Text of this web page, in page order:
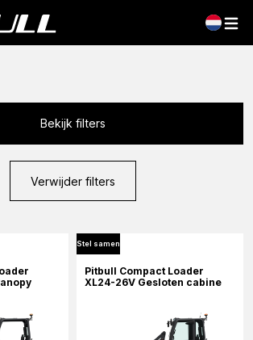
Bekijk filters
Verwijder filters
Stel samen
Pitbull Compact Loader
XL24-26V Gesloten cabine